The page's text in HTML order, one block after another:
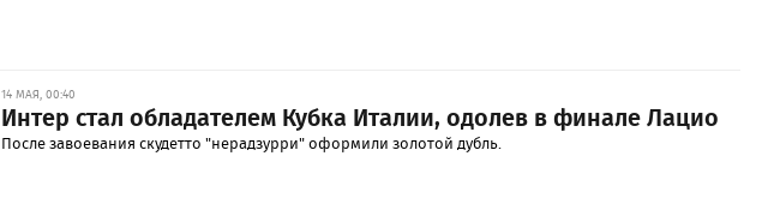
14 МАЯ, 00:40
Интер стал обладателем Кубка Италии, одолев в финале Лацио
После завоевания скудетто "нерадзурри" оформили золотой дубль.